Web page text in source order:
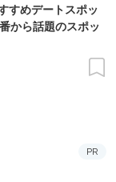
すめデートスポッ
から話題のスポッ
PR